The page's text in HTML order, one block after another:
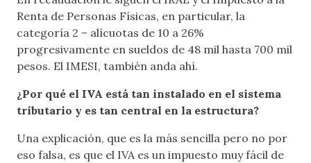
Renta de Personas Físicas, en particular, la
categoría 2 – alícuotas de 10 a 26%
progresivamente en sueldos de 48 mil hasta 700 mil
pesos. El IMESI, también anda ahí.
¿Por qué el IVA está tan instalado en el sistema
tributario y es tan central en la estructura?
Una explicación, que es la más sencilla pero no por
eso falsa, es que el IVA es un impuesto muy fácil de